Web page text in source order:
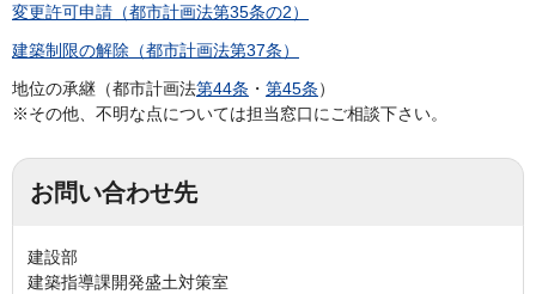
変更許可申請（都市計画法第35条の2）
建築制限の解除（都市計画法第37条）
地位の承継（都市計画法第44条 ・ 第45条）
※その他、不明な点については担当窓口にご相談下さい。
お問い合わせ先
建設部
建築指導課開発盛土対策室